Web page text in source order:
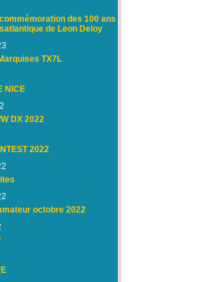
des 100 ans du
de Leon Deloy
TX7L
NICE
DX 2022
2022
octobre 2022